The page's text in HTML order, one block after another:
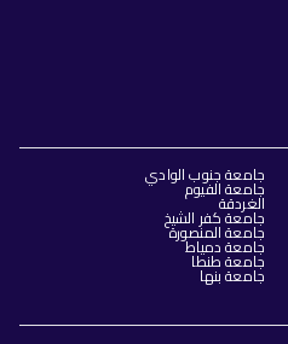
جامعة جنوب الوادي
جامعة الفيوم
الغردقة
جامعة كفر الشيخ
جامعة المنصورة
جامعة دمياط
جامعة طنطا
جامعة بنها